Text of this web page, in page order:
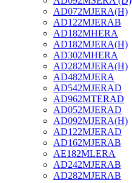
AD072MJERA(H)
AD122MJERAB
AD182MHERA
AD182MJERA(H)
AD302MHERA
AD282MJERA(H)
AD482MJERA
AD542MJERAD
AD962MTERAD
AD052MJERAD
AD092MJERA(H)
AD122MJERAD
AD162MJERAB
AE182MLERA
AD242MJERAB
AD282MJERAB